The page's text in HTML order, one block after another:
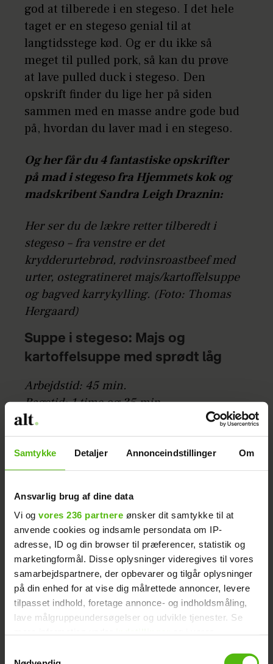
Samtykke Detaljer Annonceindstillinger Om
Ansvarlig brug af dine data
Vi og vores 236 partnere ønsker dit samtykke til at
anvende cookies og indsamle persondata om IP-
adresse, ID og din browser til præferencer, statistik og
marketingformål. Disse oplysninger videregives til vores
samarbejdspartnere, der opbevarer og tilgår oplysninger
på din enhed for at vise dig målrettede annoncer, levere
tilpasset indhold, foretage annonce- og indholdsmåling,
lave målgruppeundersøgelser og udvikle tjenester. Se
tilbage eller ændre indstillinger fra vores
god at tilberede i en stegeso. I det hele
taget er en stegeso genial til at
langtidsstege kød. Og er du ikke så
meget til pulled pork, så kan du prøve
at lave pulled duck i stegeso. Den
opskrift finder du lige her på siden
sammen med en masse andre gode bud
på, hvordan du laver mad i en stegeso.
Og her får du 4 fantastiske opskrifter
på mad i stegeso fra Hjemmets kok og
madskribent Sandra Leigh Draznin:
Her ser du de lækre retter tilberedt i
stegeso – fra venstre er det
krydderurtebrød, rødvinsroastbeef med
urter, ostegratineret majs/kartoffelsuppe
og bagved karrykylling. (Foto: Thomas
Hergaard)
Suppe i stegeso: Majs og
kartoffelsuppe med sprødt låg
Arbejdstid: 45 min.
Bagetid: 1 time og 35 min.
Ikke fryse-egnet
(4 personer)
1-2 løg
2 spsk olivenolie
2 majskolber (eller 300 g frosne
majskerner)
1⁄2 kg kartofler
frisk timian
1 1⁄4 l hønsebouillon
salt og peber
4 skiver brød
50 g revet ost
50 g revet parmesan